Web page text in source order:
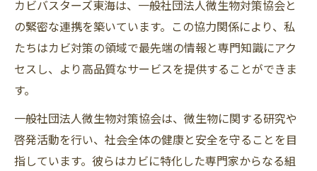
カビバスターズ東海は、一般社団法人微生物対策協会と
の緊密な連携を築いています。この協力関係により、私
たちはカビ対策の領域で最先端の情報と専門知識にアク
セスし、より高品質なサービスを提供することができま
す。
一般社団法人微生物対策協会は、微生物に関する研究や
啓発活動を行い、社会全体の健康と安全を守ることを目
指しています。彼らはカビに特化した専門家からなる組